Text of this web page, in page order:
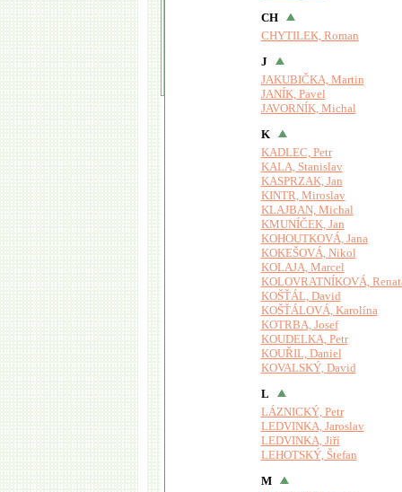
CH
CHYTILEK, Roman
J
JAKUBIČKA, Martin
JANÍK, Pavel
JAVORNÍK, Michal
K
KADLEC, Petr
KALA, Stanislav
KASPRZAK, Jan
KINTR, Miroslav
KLAJBAN, Michal
KMUNÍČEK, Jan
KOHOUTKOVÁ, Jana
KOKEŠOVÁ, Nikol
KOLAJA, Marcel
KOLOVRATNÍKOVÁ,
KOŠŤÁL, David
KOŠŤÁLOVÁ, Karolína
KOTRBA, Josef
KOUDELKA, Petr
KOUŘIL, Daniel
KOVALSKÝ, David
L
LÁZNICKÝ, Petr
LEDVINKA, Jaroslav
LEDVINKA, Jiří
LEHOTSKÝ, Štefan
M